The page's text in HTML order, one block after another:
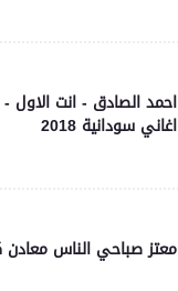
احمد الصادق - انت
اغاني سودانية 2018
معتز صباحي الناس معادن